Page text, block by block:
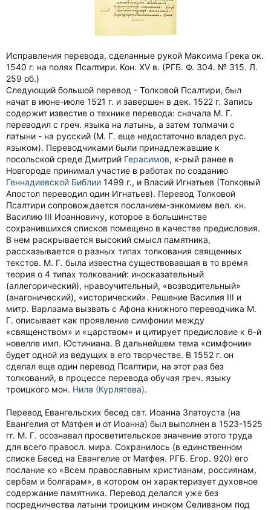
Исправления перевода, сделанные рукой Максима Грека ок.
1540 г. на полях Псалтири. Кон. XV в. (РГБ. Ф. 304. № 315. Л.
259 об.)
Следующий большой перевод - Толковой Псалтири, был
начат в июне-июле 1521 г. и завершен в дек. 1522 г. Запись
содержит известие о технике перевода: сначала М. Г.
переводил с греч. языка на латынь, а затем толмачи с
латыни - на русский (М. Г. еще недостаточно владел рус.
языком). Переводчиками были принадлежавшие к
посольской среде Дмитрий Герасимов, к-рый ранее в
Новгороде принимал участие в работах по созданию
Геннадиевской Библии 1499 г., и Власий Игнатьев (Толковый
Апостол переводил один Игнатьев). Перевод Толковой
Псалтири сопровождается посланием-энкомием вел. кн.
Василию III Иоанновичу, которое в большинстве
сохранившихся списков помещено в качестве предисловия.
В нем раскрывается высокий смысл памятника,
рассказывается о разных типах толкования священных
текстов. М. Г. была известна существовавшая в то время
теория о 4 типах толкований: иносказательный
(аллегорический), нравоучительный, «возводительный»
(анагонический), «исторический». Решение Василия III и
митр. Варлаама вызвать с Афона книжного переводчика М.
Г. описывает как проявление симфонии между
«священством» и «царством» и цитирует предисловие к 6-й
новелле имп. Юстиниана. В дальнейшем тема «симфонии»
будет одной из ведущих в его творчестве. В 1552 г. он
сделал еще один перевод Псалтири, на этот раз без
толкований, в процессе перевода обучая греч. языку
троицкого мон. Нила (Курлятева).
Перевод Евангельских бесед свт. Иоанна Златоуста (на
Евангелия от Матфея и от Иоанна) был выполнен в 1523-1525
гг. М. Г. осознавал просветительское значение этого труда
для всего правосл. мира. Сохранилось (в единственном
списке Бесед на Евангелие от Матфея. РГБ. Егор. 920) его
послание ко «Всем православным христианам, россиянам,
сербам и болгарам», в котором он характеризует духовное
содержание памятника. Перевод делался уже без
посредничества латыни троицким иноком Селиваном под